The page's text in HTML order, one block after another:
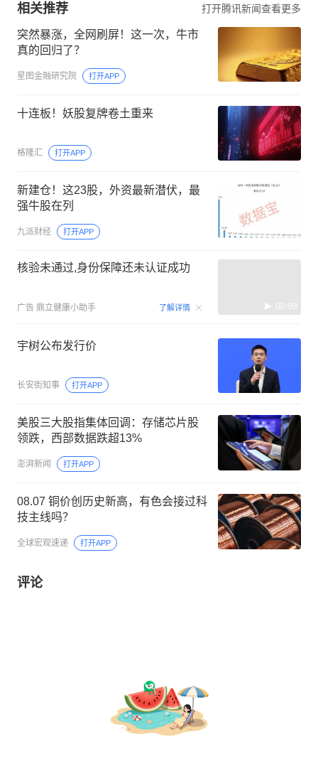
相关推荐 打开腾讯新闻查看更多
突然暴涨，全网刷屏！这一次，牛市
真的回归了？
星图金融研究院 打开APP
十连板！妖股复牌卷土重来
格隆汇 打开APP
新建仓！这23股，外资最新潜伏，最
强牛股在列
九派财经 打开APP
核验未通过,身份保障还未认证成功
广告 鼎立健康小助手 了解详情 00:08
宇树公布发行价
长安街知事 打开APP
美股三大股指集体回调：存储芯片股
领跌，西部数据跌超13%
澎湃新闻 打开APP
08.07 铜价创历史新高，有色会接过科
技主线吗？
全球宏观速递 打开APP
评论